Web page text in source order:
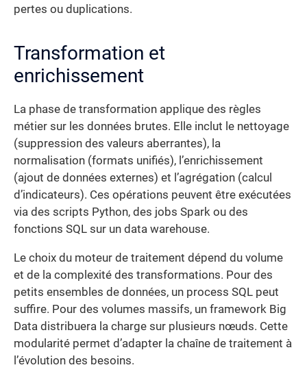
pertes ou duplications.
Transformation et
enrichissement
La phase de transformation applique des règles
métier sur les données brutes. Elle inclut le nettoyage
(suppression des valeurs aberrantes), la
normalisation (formats unifiés), l’enrichissement
(ajout de données externes) et l’agrégation (calcul
d’indicateurs). Ces opérations peuvent être exécutées
via des scripts Python, des jobs Spark ou des
fonctions SQL sur un data warehouse.
Le choix du moteur de traitement dépend du volume
et de la complexité des transformations. Pour des
petits ensembles de données, un process SQL peut
suffire. Pour des volumes massifs, un framework Big
Data distribuera la charge sur plusieurs nœuds. Cette
modularité permet d’adapter la chaîne de traitement à
l’évolution des besoins.